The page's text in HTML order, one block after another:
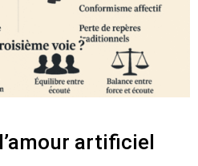
artificiel